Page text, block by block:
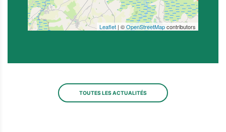
Leaflet | ©OpenStreetMapcontributors
TOUTES LES ACTUALITÉS